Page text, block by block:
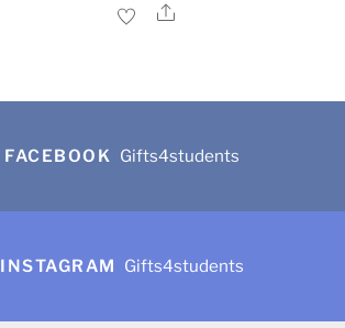
Share
FACEBOOK Gifts4students
INSTAGRAM Gifts4students